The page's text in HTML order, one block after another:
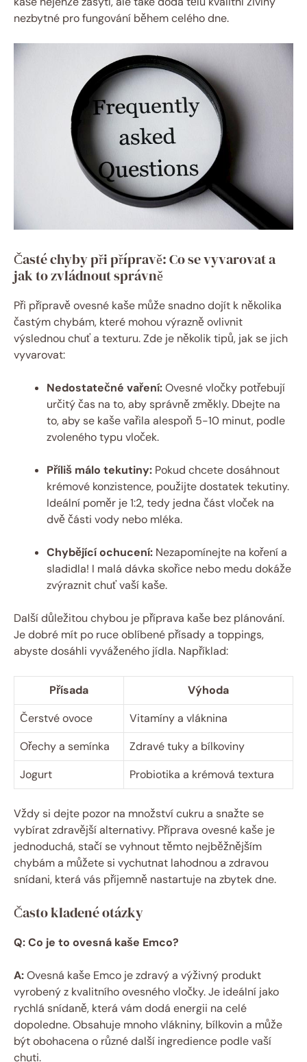
nezbytné pro fungování během celého dne.
Časté chyby při přípravě: Co se vyvarovat a
jak to zvládnout správně
Při přípravě ovesné kaše může snadno dojít k několika
častým chybám, které mohou výrazně ovlivnit
výslednou chuť a texturu. Zde je několik tipů, jak se jich
vyvarovat:
Nedostatečné vaření:Ovesné vločky potřebují
určitý čas na to, aby správně změkly. Dbejte na
to, aby se kaše vařila alespoň 5-10 minut, podle
zvoleného typu vloček.
Příliš málo tekutiny: Pokud chcete dosáhnout
krémové konzistence, použijte dostatek tekutiny.
Ideální poměr je 1:2, tedy jedna část vloček na
dvě části vody nebo mléka.
Chybějící ochucení: Nezapomínejte na koření a
sladidla! I malá dávka skořice nebo medu dokáže
zvýraznit chuť vaší kaše.
Další důležitou chybou je příprava kaše bez plánování.
Je dobré mít po ruce oblíbené přísady a toppings,
abyste dosáhli vyváženého jídla. Například:
Přísada
Výhoda
Čerstvé ovoce
Vitamíny a vláknina
Ořechy a semínka
Zdravé tuky a bílkoviny
Jogurt
Probiotika a krémová textura
Vždy si dejte pozor na množství cukru a snažte se
vybírat zdravější alternativy. Příprava ovesné kaše je
jednoduchá, stačí se vyhnout těmto nejběžnějším
chybám a můžete si vychutnat lahodnou a zdravou
snídani, která vás příjemně nastartuje na zbytek dne.
Často kladené otázky
Q: Co je to ovesná kaše Emco?
A:Ovesná kaše Emco je zdravý a výživný produkt
vyrobený z kvalitního ovesného vločky. Je ideální jako
rychlá snídaně, která vám dodá energii na celé
dopoledne. Obsahuje mnoho vlákniny, bílkovin a může
být obohacena o různé další ingredience podle vaší
chuti.